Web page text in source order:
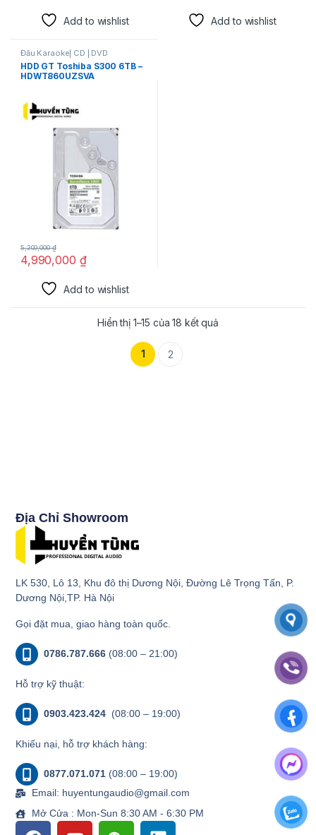
Add to wishlist Add to wishlist
Đầu Karaoke| CD | DVD
HDD GT Toshiba S300 6TB –
HDWT860UZSVA
4,990,000 ₫
5,200,000₫
Add to wishlist
Hiển thị 1–15 của 18 kết quả
1 2
Địa Chỉ Showroom
LK 530, Lô 13, Khu đô thị Dương Nội, Đường Lê Trọng Tấn, P.
Dương Nội,TP. Hà Nội
Gọi đặt mua, giao hàng toàn quốc.
0786.787.666 (08:00 – 21:00)
Hỗ trợ kỹ thuật:
0903.423.424 (08:00 – 19:00)
Khiếu nại, hỗ trợ khách hàng:
0877.071.071 (08:00 – 19:00)
Email: huyentungaudio@gmail.com
Mở Cửa : Mon-Sun 8:30 AM - 6:30 PM